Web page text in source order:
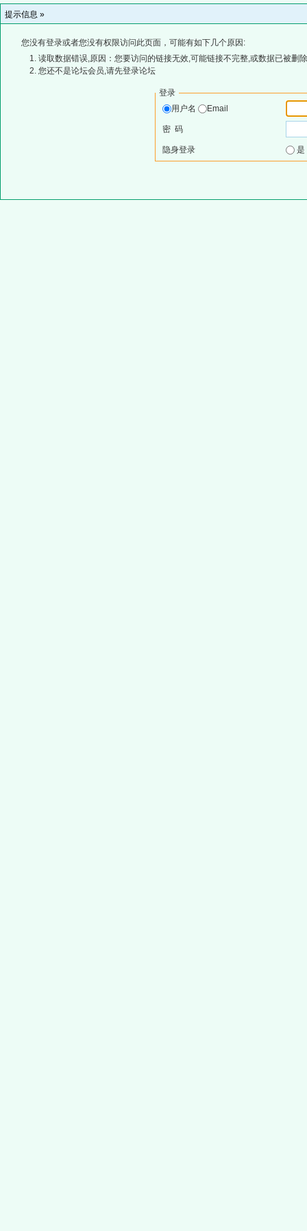
提示信息 »
您没有登录或者您没有权限访问此页面，可能有如下几个原因:
读取数据错误,原因：您要访问的链接无效,可能链接不完整,或数据已被删
您还不是论坛会员,请先登录论坛
登录
用户名
Email
密 码
隐身登录